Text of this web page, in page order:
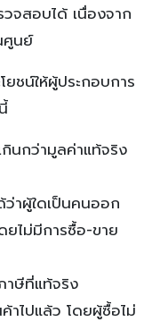
จสอบได้ เนื่องจาก
ศูนย์
ชน์ให้ผู้ประกอบการ
กินกว่ามูลค่าแท้จริง
าผู้ใดเป็นคนออก
ยไม่มีการซื้อ-ขาย
าษีที่แท้จริง
าไปแล้ว โดยผู้ซื้อไม่